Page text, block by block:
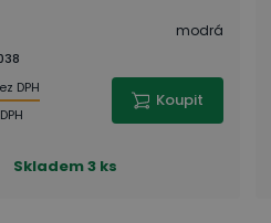
modrá
DPH
Koupit
Skladem3 ks